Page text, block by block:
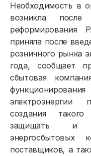
Необходимость в
возникла
реформирования
приняла после
розничного рынка
года, сообщает
сбытовая
создания
защищать и
энергосбытовых
поставщиков, а